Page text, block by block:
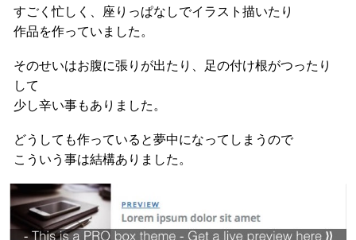
すごく忙しく、座りっぱなしでイラスト描いたり
作品を作っていました。
そのせいはお腹に張りが出たり、足の付け根がつったり
して
少し辛い事もありました。
どうしても作っていると夢中になってしまうので
こういう事は結構ありました。